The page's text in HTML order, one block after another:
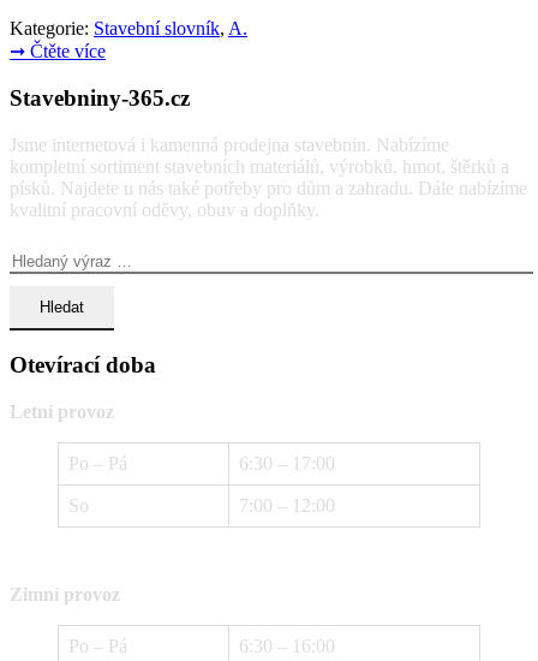
Kategorie: Stavební slovník, A.
➞ Čtěte více
Stavebniny-365.cz
Jsme internetová i kamenná prodejna stavebnin. Nabízíme
kompletní sortiment stavebních materiálů, výrobků, hmot, štěrků a
písků. Najdete u nás také potřeby pro dům a zahradu. Dále nabízíme
kvalitní pracovní oděvy, obuv a doplňky.
Otevírací doba
Letní provoz
Po – Pá 6:30 – 17:00
So 7:00 – 12:00
Zimní provoz
Po – Pá 6:30 – 16:00